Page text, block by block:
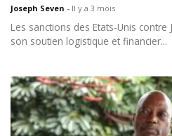
Joseph Seven - Il y a 3 mois
Les sanctions des Etats-Unis
son soutien logistique et financier...